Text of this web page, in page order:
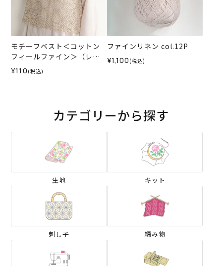
モチーフベスト＜コットン
フィールファイン＞（レシ
ピ）
¥110 (税込)
ファインリネン col.12P
¥1,100 (税込)
カテゴリーから探す
生地 キット
刺し子 編み物